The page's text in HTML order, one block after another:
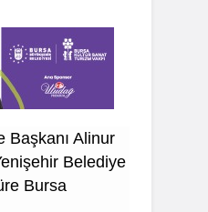
Başkanı Alinur
Belediye
Bursa